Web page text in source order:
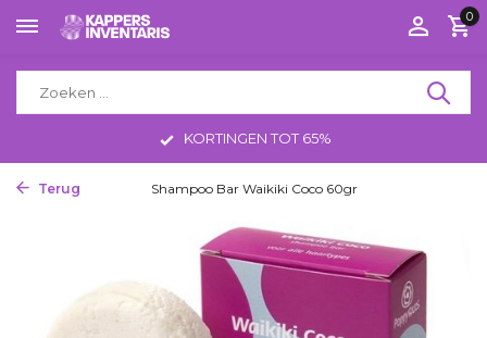
0
KORTINGEN TOT 65%
Terug Shampoo Bar Waikiki Coco 60gr